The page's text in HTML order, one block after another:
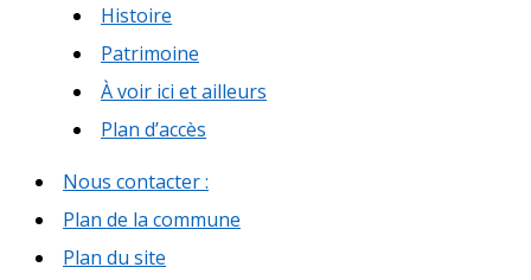
Histoire
Patrimoine
À voir ici et ailleurs
Plan d’accès
Nous contacter :
Plan de la commune
Plan du site